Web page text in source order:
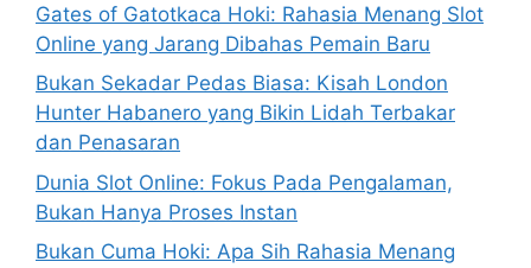
Gates of Gatotkaca Hoki: Rahasia Menang Slot
Online yang Jarang Dibahas Pemain Baru
Bukan Sekadar Pedas Biasa: Kisah London
Hunter Habanero yang Bikin Lidah Terbakar
dan Penasaran
Dunia Slot Online: Fokus Pada Pengalaman,
Bukan Hanya Proses Instan
Bukan Cuma Hoki: Apa Sih Rahasia Menang